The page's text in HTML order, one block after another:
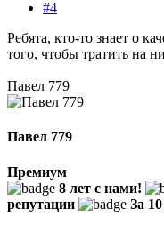
#4
Ребята, кто-то знает о
того, чтобы тратить на
Павел 779
Павел 779
Премиум
8 лет с нами!
репутации
За